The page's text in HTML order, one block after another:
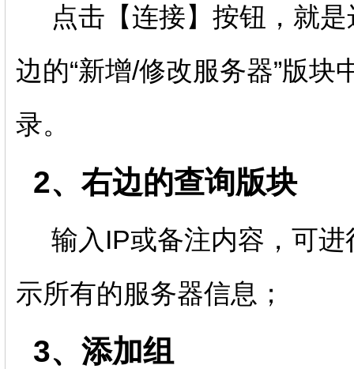
点击【连接】按钮，就是
边的“新增/修改服务器”版
录。
2、右边的查询版块
输入IP或备注内容，可进
示所有的服务器信息；
3、添加组